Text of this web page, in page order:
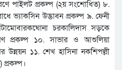
পাইলট প্রকল্প (২য় সংশোধিত) ৮.
ভ্যাকসিন উদ্ভাবন প্রকল্প ৯. ফেনী
চরকালিদাস সড়কে
প্রকল্প ১০. সাভার ও আশুলিয়া
উন্নয়ন ১১. শেখ হাসিনা নকশিপল্লী
প্রকল্প।